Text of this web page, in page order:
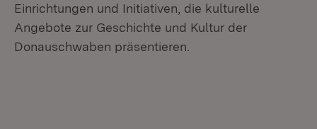
Einrichtungen und Initiativen, die kulturelle
Angebote zur Geschichte und Kultur der
Donauschwaben präsentieren.